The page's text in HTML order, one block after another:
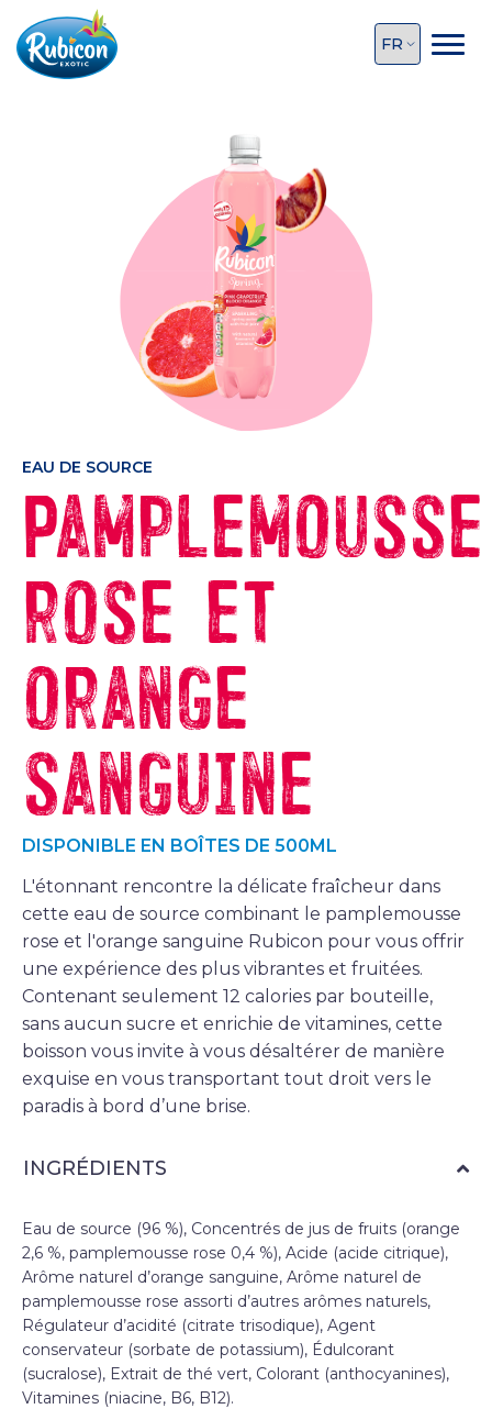
EAU DE SOURCE
Pamplemousse
rose et
orange
sanguine
DISPONIBLE EN BOÎTES DE 500ML
L'étonnant rencontre la délicate fraîcheur dans
cette eau de source combinant le pamplemousse
rose et l'orange sanguine Rubicon pour vous offrir
une expérience des plus vibrantes et fruitées.
Contenant seulement 12 calories par bouteille,
sans aucun sucre et enrichie de vitamines, cette
boisson vous invite à vous désaltérer de manière
exquise en vous transportant tout droit vers le
paradis à bord d’une brise.
INGRÉDIENTS
Eau de source (96 %), Concentrés de jus de fruits (orange
2,6 %, pamplemousse rose 0,4 %), Acide (acide citrique),
Arôme naturel d’orange sanguine, Arôme naturel de
pamplemousse rose assorti d’autres arômes naturels,
Régulateur d’acidité (citrate trisodique), Agent
conservateur (sorbate de potassium), Édulcorant
(sucralose), Extrait de thé vert, Colorant (anthocyanines),
Vitamines (niacine, B6, B12).